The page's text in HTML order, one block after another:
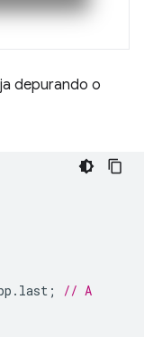
depurando o
. last ;
// A